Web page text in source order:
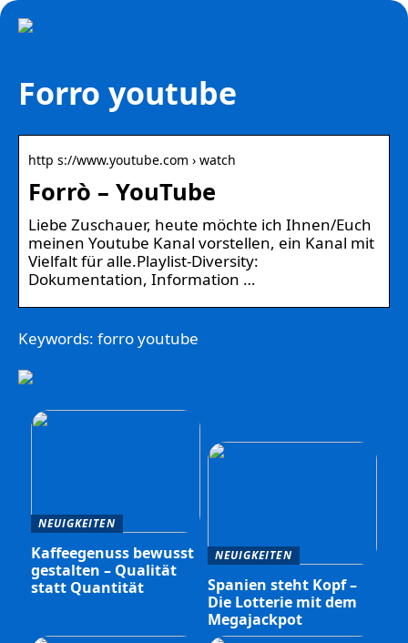
Forro youtube
http s://www.youtube.com › watch
Forrò – YouTube
Liebe Zuschauer, heute möchte ich Ihnen/Euch
meinen Youtube Kanal vorstellen, ein Kanal mit
Vielfalt für alle.Playlist-Diversity:
Dokumentation, Information …
Keywords: forro youtube
NEUIGKEITEN
Kaffeegenuss bewusst
gestalten – Qualität
statt Quantität
NEUIGKEITEN
Spanien steht Kopf –
Die Lotterie mit dem
Megajackpot